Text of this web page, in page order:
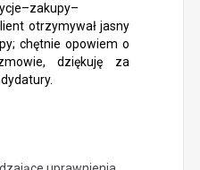
otrzymywał jasny
chętnie opowiem o
dziękuję za